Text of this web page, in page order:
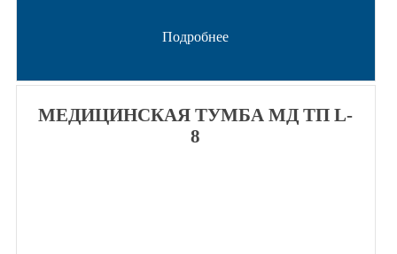
Подробнее
МЕДИЦИНСКАЯ ТУМБА МД ТП L-
8